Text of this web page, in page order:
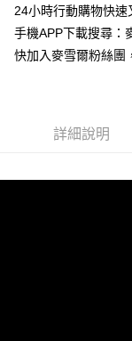
貨到付款
運送方式
付款後全家取貨
24小時行動購物快速
手機APP下載搜尋：
快加入麥雪爾粉絲團
詳細說明